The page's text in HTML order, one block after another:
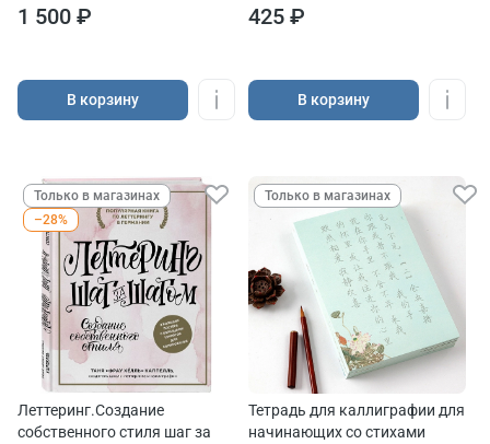
1 500 ₽
В корзину
425 ₽
В корзину
Только в магазинах
–28%
Леттеринг.Создание
собственного стиля шаг за
Только в магазинах
Тетрадь для каллиграфии для
начинающих со стихами